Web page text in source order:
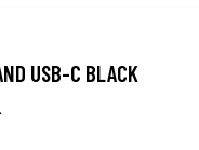
USB-C BLACK